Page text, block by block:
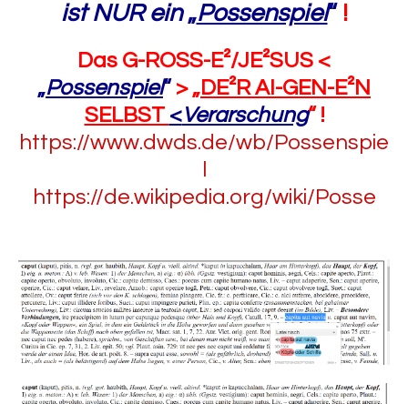
ist NUR ein„Possenspiel“ !
Das G-ROSS-E²/JE²SUS <
„Possenspiel“ > „DE²R AI-GEN-E²N
SELBST <Verarschung“ !
https://www.dwds.de/wb/Possenspie
https://de.wikipedia.org/wiki/Posse